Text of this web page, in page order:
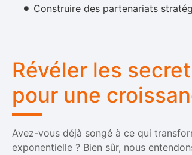
Construire des partenariats
Révéler les
pour une
Avez-vous déjà songé à ce qui
exponentielle ? Bien sûr, nous